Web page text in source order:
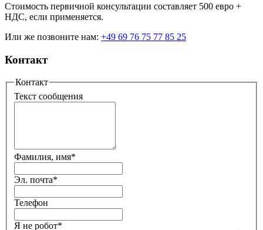
Стоимость первичной консультации составляет 500 евро +
НДС, если применяется.
Или же позвоните нам: +49 69 76 75 77 85 25
Контакт
Контакт
Текст сообщения
Фамилия, имя*
Эл. почта*
Телефон
Я не робот*